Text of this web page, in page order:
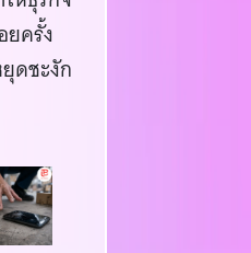
ยครั้ง
ดชะงัก